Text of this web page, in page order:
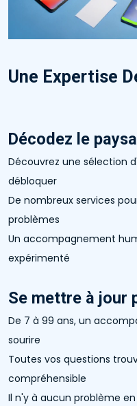
Une Expertise
Décodez le
Découvrez une sélection
débloquer
De nombreux services
problèmes
Un accompagnement
expérimenté
Se mettre à jour
De 7 à 99 ans, un
sourire
Toutes vos questions
compréhensible
Il n'y à aucun problème